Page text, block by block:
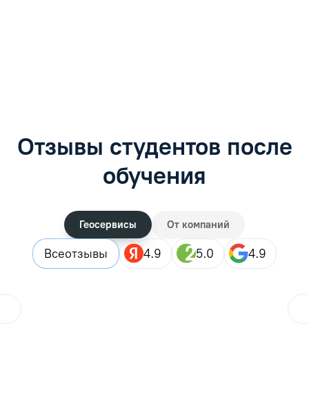
Отзывы студентов после
обучения
Геосервисы От компаний
Всеотзывы 4.9 5.0 4.9